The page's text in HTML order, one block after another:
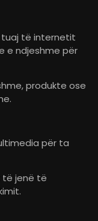
tuaj të internetit
e ndjeshme për
produkte ose
për ta
të jenë të